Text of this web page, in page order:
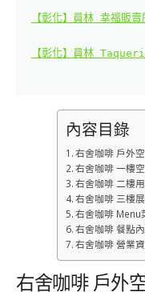
【彰化】員林 幸福販
【彰化】員林
內容目錄
右舍咖啡 戶外
右舍咖啡 一樓
右舍咖啡 二樓
右舍咖啡 三樓
右舍咖啡 Menu
右舍咖啡 餐點
右舍咖啡 營業
右舍咖啡 戶外